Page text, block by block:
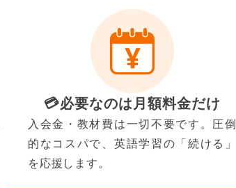
💳️必要なのは月額料金だけ
入会金・教材費は一切不要です。圧倒
的なコスパで、英語学習の「続ける」
を応援します。